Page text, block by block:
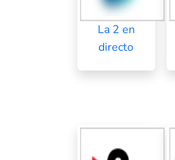
La 2 en
directo